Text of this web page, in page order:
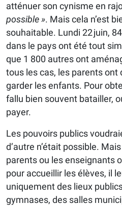
atténuer son cynisme en
possible ». Mais cela n’est
souhaitable. Lundi 22 juin,
dans le pays ont été tout
que 1 800 autres ont
tous les cas, les parents ont
garder les enfants. Pour
fallu bien souvent batailler,
payer.
Les pouvoirs publics
d’autre n’était possible.
parents ou les enseignants
pour accueillir les élèves, il
uniquement des lieux
gymnases, des salles